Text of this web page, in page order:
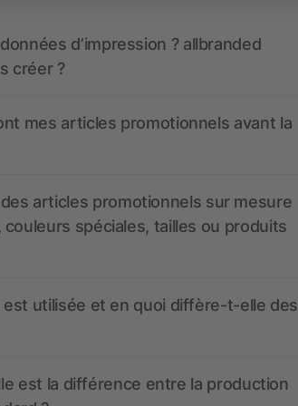
d’impression ? allbranded
créer ?
mes articles promotionnels avant la
articles promotionnels sur mesure
couleurs spéciales, tailles ou produits
est utilisée et en quoi diffère-t-elle des
est la différence entre la production